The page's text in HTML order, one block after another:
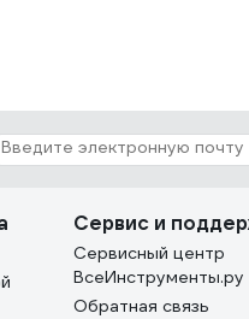
Сервис и
Сервисный центр
ВсеИнструменты.ру
Обратная связь